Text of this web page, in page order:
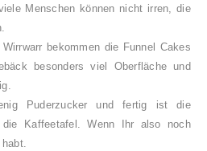
Menschen können nicht irren, die
bekommen die Funnel Cakes
besonders viel Oberfläche und
Puderzucker und fertig ist die
die Kaffeetafel. Wenn Ihr also noch